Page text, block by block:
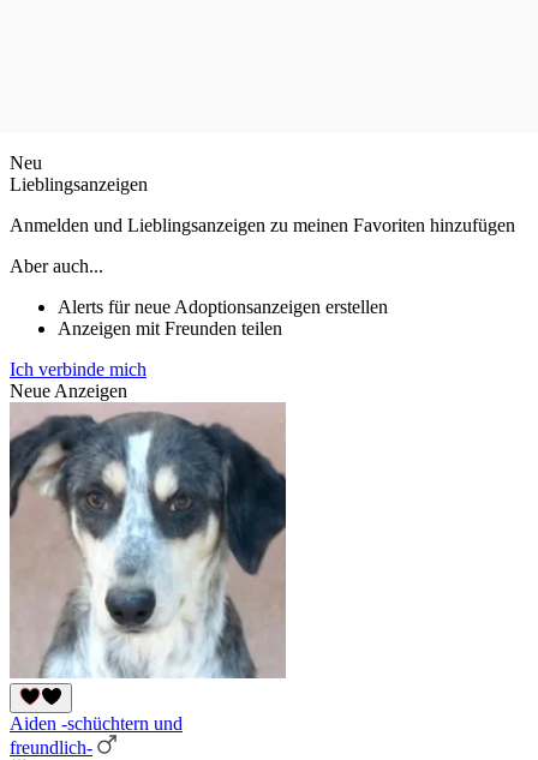
Neu
Lieblingsanzeigen
Anmelden und Lieblingsanzeigen zu meinen Favoriten hinzufügen
Aber auch...
Alerts für neue Adoptionsanzeigen erstellen
Anzeigen mit Freunden teilen
Ich verbinde mich
Neue Anzeigen
Aiden -schüchtern und
freundlich-